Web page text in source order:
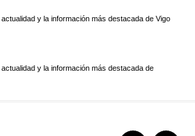
y la información más destacada de Vigo
y la información más destacada de